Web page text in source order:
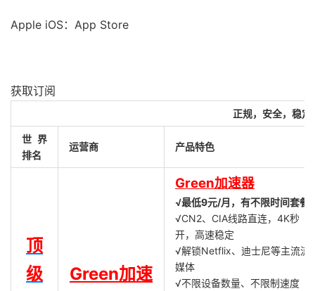
Apple iOS：App Store
获取订阅
正规，安全，稳定
世界
排名
运营商 产品特色
顶
级
Green加速
Green加速器
√最低9元/月，有不限时间套餐
√CN2、CIA线路直连，4K秒
开，高速稳定
√解锁Netflix、迪士尼等主流流
媒体
√不限设备数量、不限制速度